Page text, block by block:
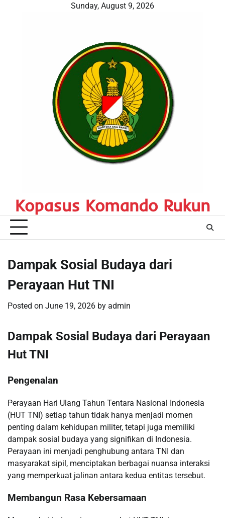
Sunday, August 9, 2026
Kopasus Komando Rukun
Dampak Sosial Budaya dari
Perayaan Hut TNI
Posted on June 19, 2026 by admin
Dampak Sosial Budaya dari Perayaan
Hut TNI
Pengenalan
Perayaan Hari Ulang Tahun Tentara Nasional Indonesia
(HUT TNI) setiap tahun tidak hanya menjadi momen
penting dalam kehidupan militer, tetapi juga memiliki
dampak sosial budaya yang signifikan di Indonesia.
Perayaan ini menjadi penghubung antara TNI dan
masyarakat sipil, menciptakan berbagai nuansa interaksi
yang memperkuat jalinan antara kedua entitas tersebut.
Membangun Rasa Kebersamaan